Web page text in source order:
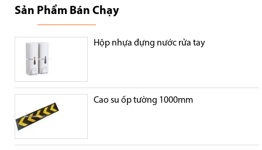
Sản Phẩm Bán Chạy
Hộp nhựa đựng nước rửa tay
Cao su ốp tường 1000mm